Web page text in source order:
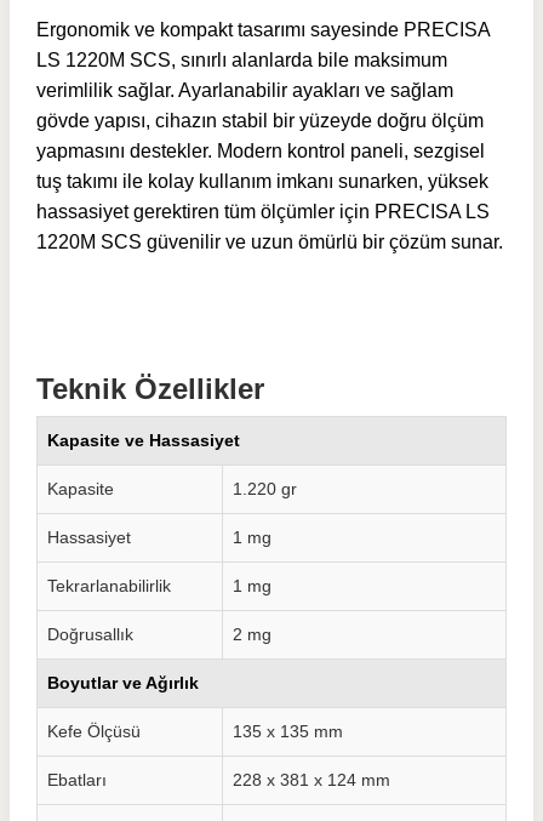
Ergonomik ve kompakt tasarımı sayesinde PRECISA
LS 1220M SCS, sınırlı alanlarda bile maksimum
verimlilik sağlar. Ayarlanabilir ayakları ve sağlam
gövde yapısı, cihazın stabil bir yüzeyde doğru ölçüm
yapmasını destekler. Modern kontrol paneli, sezgisel
tuş takımı ile kolay kullanım imkanı sunarken, yüksek
hassasiyet gerektiren tüm ölçümler için PRECISA LS
1220M SCS güvenilir ve uzun ömürlü bir çözüm sunar.
Teknik Özellikler
Kapasite ve Hassasiyet
Kapasite 1.220 gr
Hassasiyet 1 mg
Tekrarlanabilirlik 1 mg
Doğrusallık 2 mg
Boyutlar ve Ağırlık
Kefe Ölçüsü 135 x 135 mm
Ebatları 228 x 381 x 124 mm